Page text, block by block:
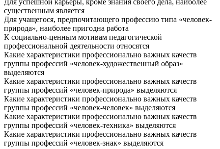
Для успешной карьеры, кроме знания своего дела, наиболее
существенным является
Для учащегося, предпочитающего профессию типа «человек-
природа», наиболее пригодна работа
К социально-ценным мотивам педагогической
профессиональной деятельности относятся
Какие характеристики профессионально важных качеств
группы профессий «человек-художественный образ»
выделяются
Какие характеристики профессионально важных качеств
группы профессий «человек-природа» выделяются
Какие характеристики профессионально важных качеств
группы профессий «человек-человек» выделяются
Какие характеристики профессионально важных качеств
группы профессий «человек-техника» выделяются
Какие характеристики профессионально важных качеств
группы профессий «человек-знак» выделяются